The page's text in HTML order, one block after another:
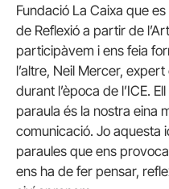
Fundació La Caixa que
de Reflexió a partir de
participàvem i ens feia
l’altre, Neil Mercer, expert
durant l’època de l’ICE.
paraula és la nostra eina
comunicació. Jo aquesta
paraules que ens
ens ha de fer pensar,